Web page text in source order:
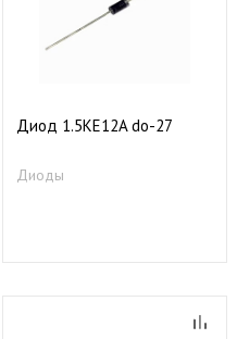
Диод 1.5KE12A do-27
Диоды